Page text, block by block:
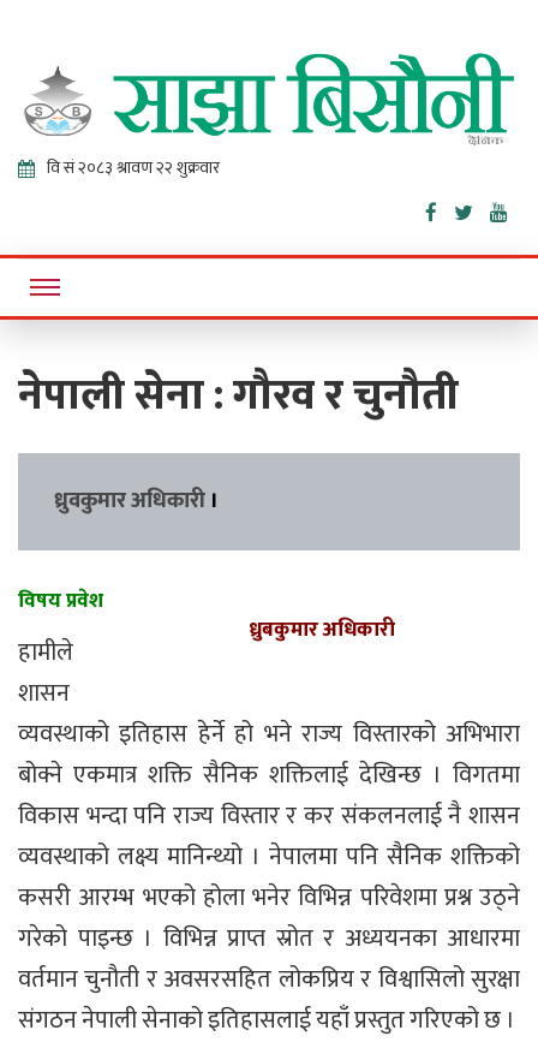
Sajha
Bisaunee
Online News Portal
नेपाली सेना : गौरव र चुनौती
ध्रुवकुमार अधिकारी ।
ध्रुबकुमार अधिकारी
विषय प्रवेश
हामीले
शासन
व्यवस्थाको इतिहास हेर्ने हो भने राज्य विस्तारको अभिभारा
बोक्ने एकमात्र शक्ति सैनिक शक्तिलाई देखिन्छ । विगतमा
विकास भन्दा पनि राज्य विस्तार र कर संकलनलाई नै शासन
व्यवस्थाको लक्ष्य मानिन्थ्यो । नेपालमा पनि सैनिक शक्तिको
कसरी आरम्भ भएको होला भनेर विभिन्न परिवेशमा प्रश्न उठ्ने
गरेको पाइन्छ । विभिन्न प्राप्त स्रोत र अध्ययनका आधारमा
वर्तमान चुनौती र अवसरसहित लोकप्रिय र विश्वासिलो सुरक्षा
संगठन नेपाली सेनाको इतिहासलाई यहाँ प्रस्तुत गरिएको छ ।